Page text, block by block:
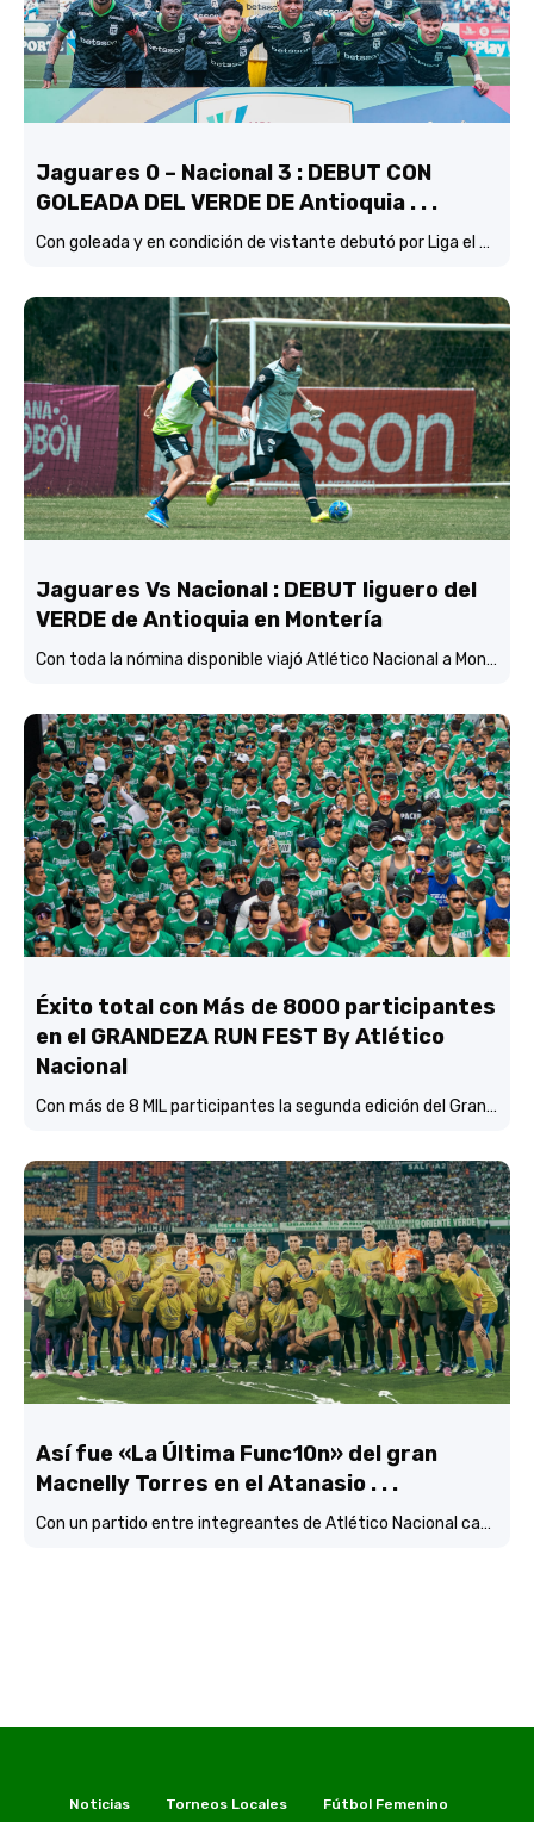
Jaguares 0 – Nacional 3 : DEBUT CON
GOLEADA DEL VERDE DE Antioquia . . .
Con goleada y en condición de vistante debutó por Liga el verde de Lucas González frente a Jaguares de Córdoba.
Jaguares Vs Nacional : DEBUT liguero del
VERDE de Antioquia en Montería
Con toda la nómina disponible viajó Atlético Nacional a Montería y está concentrado y listo para enfrentar mañana (3:45 p.m.) a Jaguares de Córdoba en el estadio Jaraguay.
Éxito total con Más de 8000 participantes
en el GRANDEZA RUN FEST By Atlético
Nacional
Con más de 8 MIL participantes la segunda edición del Grandeza Run Fest fue más que un éxito total.
Así fue «La Última Func10n» del gran
Macnelly Torres en el Atanasio . . .
Con un partido entre integreantes de Atlético Nacional campéon continental
Noticias Torneos Locales Fútbol Femenino